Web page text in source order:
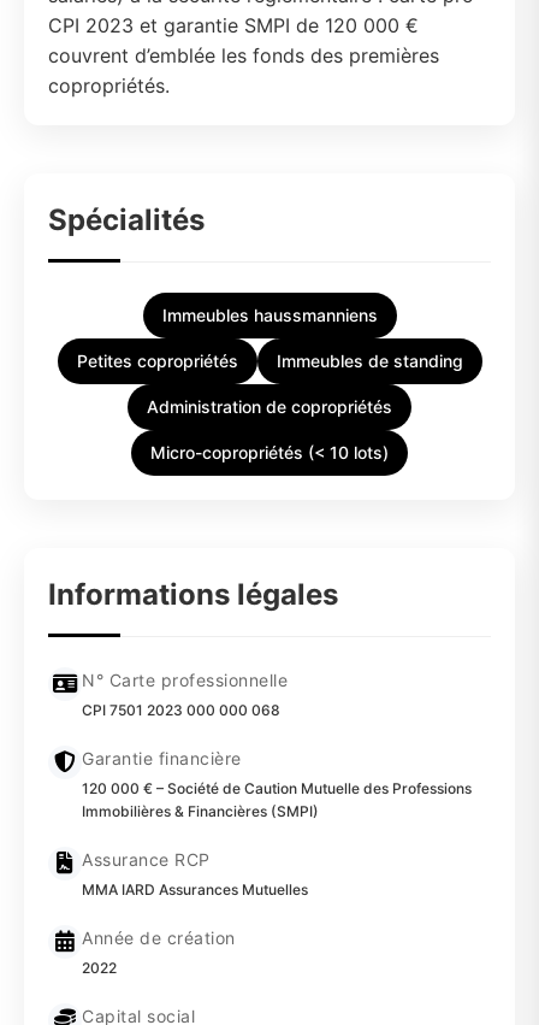
CPI 2023 et garantie SMPI de 120 000 €
couvrent d’emblée les fonds des premières
copropriétés.
Spécialités
Immeubles haussmanniens
Petites copropriétés Immeubles de standing
Administration de copropriétés
Micro-copropriétés (< 10 lots)
Informations légales
N° Carte professionnelle
CPI 7501 2023 000 000 068
Garantie financière
120 000 € – Société de Caution Mutuelle des Professions
Immobilières & Financières (SMPI)
Assurance RCP
MMA IARD Assurances Mutuelles
Année de création
2022
Capital social